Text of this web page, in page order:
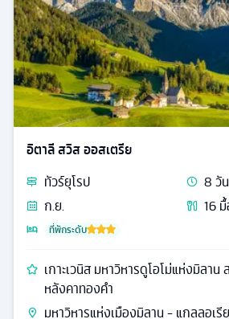
อิตาลี สวิส ออสเตรีย
ทัวร์ยุโรป 8วัน
ก.ย.
16มื้
ที่พักระดับ
เกาะเวนิส มหาวิหารดูโอโม่แห่งมิลาน
หลังคาทองคำ
มหาวิหารแห่งเมืองมิลาน - แกลลอเรี